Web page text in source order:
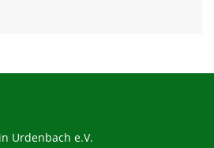
Urdenbach e.V.